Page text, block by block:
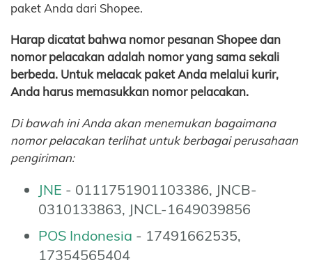
paket Anda dari Shopee.
Harap dicatat bahwa nomor pesanan Shopee dan
nomor pelacakan adalah nomor yang sama sekali
berbeda. Untuk melacak paket Anda melalui kurir,
Anda harus memasukkan nomor pelacakan.
Di bawah ini Anda akan menemukan bagaimana
nomor pelacakan terlihat untuk berbagai perusahaan
pengiriman:
JNE - 0111751901103386, JNCB-
0310133863, JNCL-1649039856
POS Indonesia - 17491662535,
17354565404